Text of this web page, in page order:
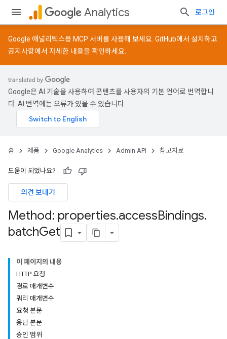
Analytics 로그인
Google 애널리틱스용 MCP 서버를 사용해 보세요. GitHub에서 설치하고
공지사항에서 자세한 내용을 확인하세요.
Google은 AI 기술을 사용하여 콘텐츠를 사용자의 기본 언어로 번역합니
다. AI 번역에는 오류가 있을 수 있습니다.
홈 제품 Google Analytics Admin API 참고자료
도움이 되었나요?
의견 보내기
Method: properties.accessBindings.
batchGet
이 페이지의 내용
HTTP 요청
경로 매개변수
쿼리 매개변수
요청 본문
응답 본문
승인 범위